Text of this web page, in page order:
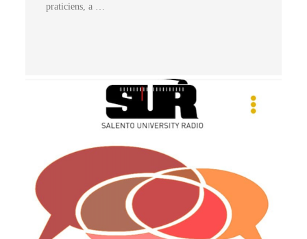
praticiens, a …